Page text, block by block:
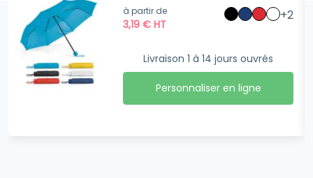
à partir de
3,19€ HT
+2
Livraison 1 à 14 jours ouvrés
Personnaliser en ligne